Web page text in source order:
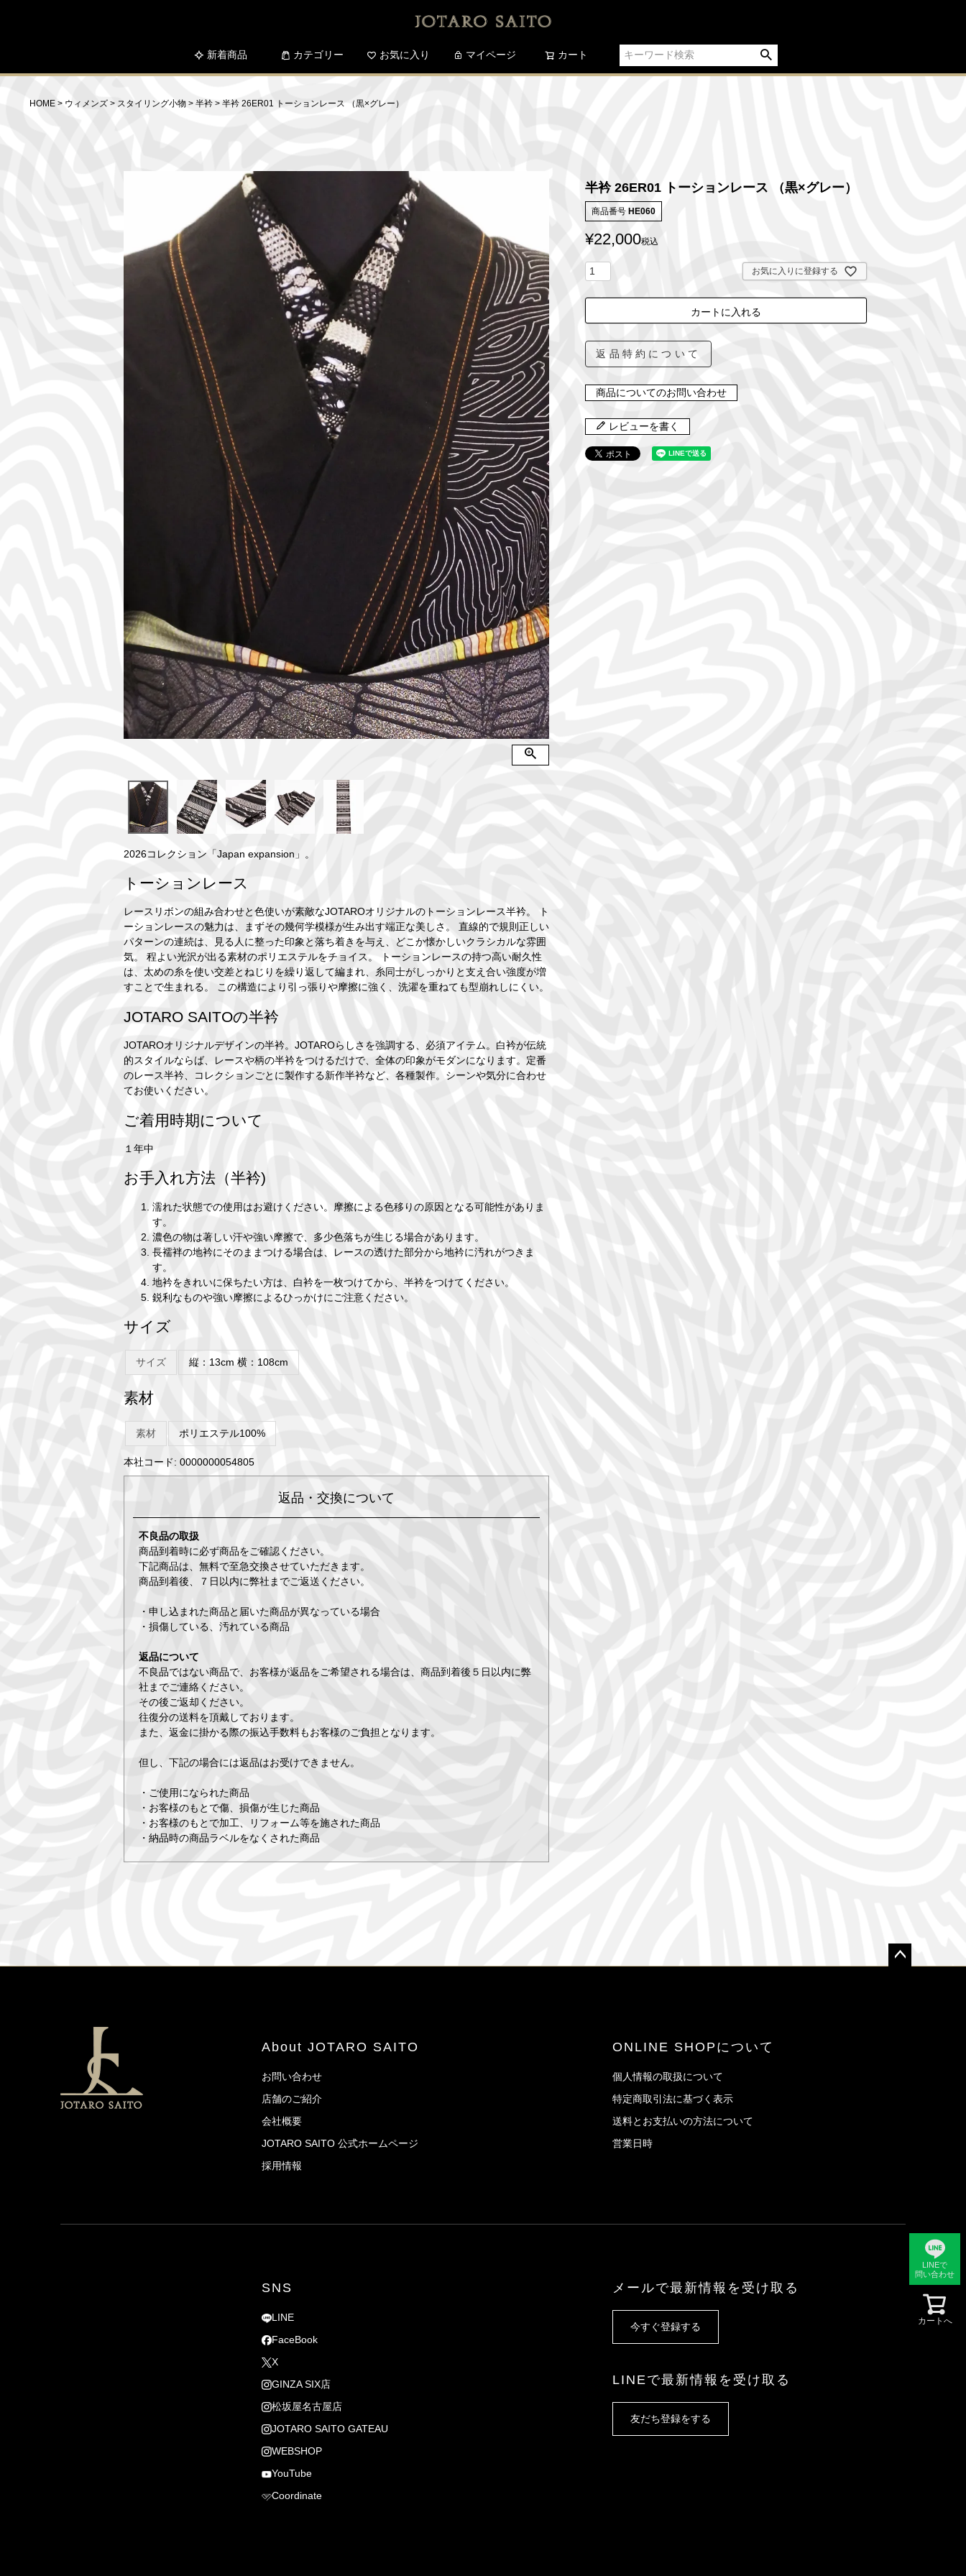
LINEで
問い合わせ
カートへ
新着商品 カテゴリー お気に入り マイページ カート
検索
HOME ウィメンズ スタイリング小物 半衿 半衿 26ER01 トーションレース （黒×グレー）
2026コレクション「Japan expansion」。
トーションレース
レースリボンの組み合わせと色使いが素敵なJOTAROオリジナルのトーションレース半衿。 ト
ーションレースの魅力は、まずその幾何学模様が生み出す端正な美しさ。 直線的で規則正しい
パターンの連続は、見る人に整った印象と落ち着きを与え、どこか懐かしいクラシカルな雰囲
気。 程よい光沢が出る素材のポリエステルをチョイス。 トーションレースの持つ高い耐久性
は、太めの糸を使い交差とねじりを繰り返して編まれ、糸同士がしっかりと支え合い強度が増
すことで生まれる。 この構造により引っ張りや摩擦に強く、洗濯を重ねても型崩れしにくい。
JOTARO SAITOの半衿
JOTAROオリジナルデザインの半衿。JOTAROらしさを強調する、必須アイテム。白衿が伝統
的スタイルならば、レースや柄の半衿をつけるだけで、全体の印象がモダンになります。定番
のレース半衿、コレクションごとに製作する新作半衿など、各種製作。シーンや気分に合わせ
てお使いください。
ご着用時期について
１年中
お手入れ方法（半衿)
濡れた状態での使用はお避けください。摩擦による色移りの原因となる可能性がありま
す。
濃色の物は著しい汗や強い摩擦で、多少色落ちが生じる場合があります。
長襦袢の地衿にそのままつける場合は、レースの透けた部分から地衿に汚れがつきま
す。
地衿をきれいに保ちたい方は、白衿を一枚つけてから、半衿をつけてください。
鋭利なものや強い摩擦によるひっかけにご注意ください。
サイズ
サイズ 縦：13cm 横：108cm
素材
素材 ポリエステル100%
本社コード: 0000000054805
返品・交換について
不良品の取扱
商品到着時に必ず商品をご確認ください。
下記商品は、無料で至急交換させていただきます。
商品到着後、７日以内に弊社までご返送ください。
・申し込まれた商品と届いた商品が異なっている場合
・損傷している、汚れている商品
返品について
不良品ではない商品で、お客様が返品をご希望される場合は、商品到着後５日以内に弊
社までご連絡ください。
その後ご返却ください。
往復分の送料を頂戴しております。
また、返金に掛かる際の振込手数料もお客様のご負担となります。
但し、下記の場合には返品はお受けできません。
・ご使用になられた商品
・お客様のもとで傷、損傷が生じた商品
・お客様のもとで加工、リフォーム等を施された商品
・納品時の商品ラベルをなくされた商品
半衿 26ER01 トーションレース （黒×グレー）
商品番号 HE060
¥22,000税込
お気に入りに登録する
カートに入れる
返品特約について
商品についてのお問い合わせ
レビューを書く
About JOTARO SAITO
お問い合わせ
店舗のご紹介
会社概要
JOTARO SAITO 公式ホームページ
採用情報
ONLINE SHOPについて
個人情報の取扱について
特定商取引法に基づく表示
送料とお支払いの方法について
営業日時
SNS
LINE
FaceBook
X
GINZA SIX店
松坂屋名古屋店
JOTARO SAITO GATEAU
WEBSHOP
YouTube
Coordinate
メールで最新情報を受け取る
今すぐ登録する
LINEで最新情報を受け取る
友だち登録をする